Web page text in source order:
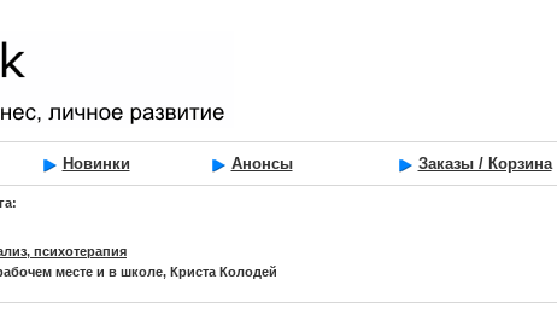
Новинки Анонсы Заказы / Корзина
психотерапия
месте и в школе, Криста Колодей